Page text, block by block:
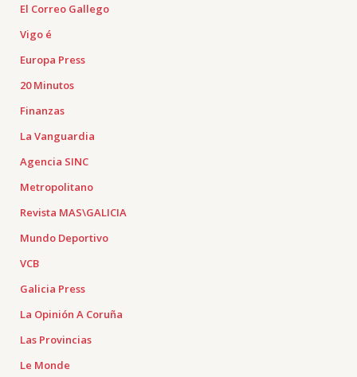
El Correo Gallego
Vigo é
Europa Press
20 Minutos
Finanzas
La Vanguardia
Agencia SINC
Metropolitano
Revista MAS\GALICIA
Mundo Deportivo
VCB
Galicia Press
La Opinión A Coruña
Las Provincias
Le Monde